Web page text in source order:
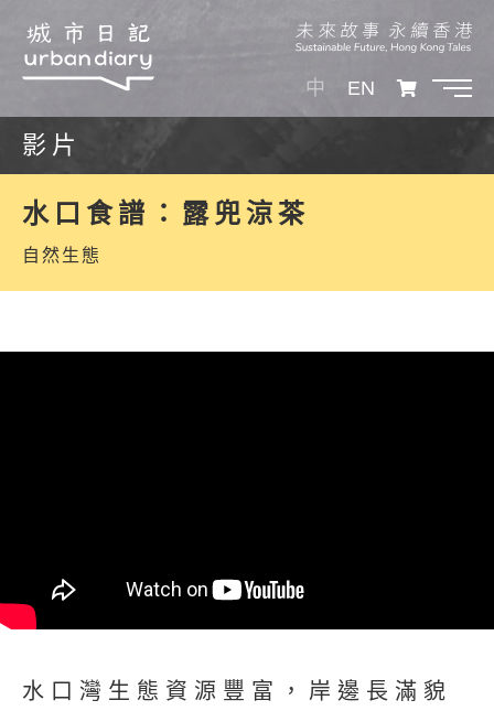
中 EN
影片
水口食譜：露兜涼茶
自然生態
水口灣生態資源豐富，岸邊長滿貌